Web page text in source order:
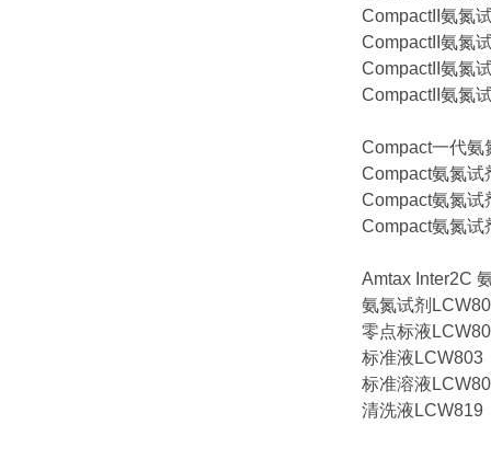
CompactII氨氮
CompactII氨氮
CompactII氨氮
CompactII氨氮
Compact一代氨
Compact氨氮试
Compact氨氮试
Compact氨氮试
Amtax Inter2C
氨氮试剂
零点标液
标准液LCW803
标准溶液
清洗液LCW819